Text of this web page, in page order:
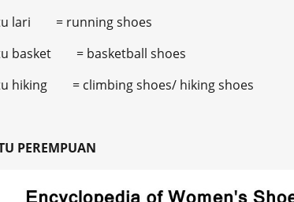
lari = running shoes
basket = basketball shoes
hiking = climbing shoes/ hiking shoes
PEREMPUAN